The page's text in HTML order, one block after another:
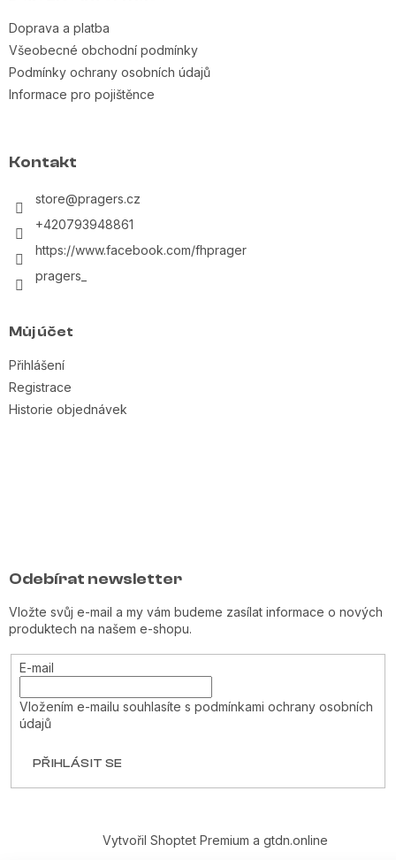
Doprava a platba
Všeobecné obchodní podmínky
Podmínky ochrany osobních údajů
Informace pro pojištěnce
Kontakt
store@pragers.cz
+420793948861
https://www.facebook.com/fhprager
pragers_
Můj účet
Přihlášení
Registrace
Historie objednávek
Odebírat newsletter
Vložte svůj e-mail a my vám budeme zasílat informace o nových
produktech na našem e-shopu.
E-mail
Vložením e-mailu souhlasíte s podmínkami ochrany osobních
údajů
PŘIHLÁSIT SE
Vytvořil Shoptet Premium a gtdn.online